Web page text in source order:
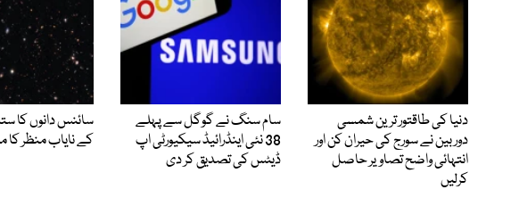
دنیا کی طاقتور ترین شمسی
دوربین نے سورج کی حیران کن اور
انتہائی واضح تصاویر حاصل
کرلیں
سام سنگ نے گوگل سے پہلے
38 نئی اینڈرائیڈ سیکیورٹی اپ
ڈیٹس کی تصدیق کر دی
سائنس دانوں کا
کے نایاب منظر کا